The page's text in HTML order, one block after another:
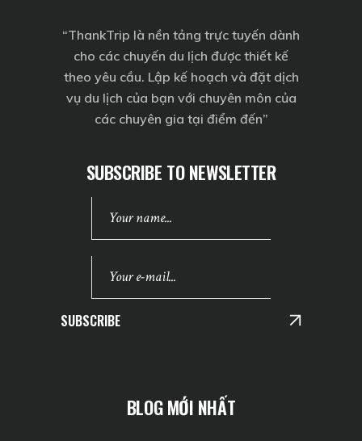
“ThankTrip là nền tảng trực tuyến dành
cho các chuyến du lịch được thiết kế
theo yêu cầu. Lập kế hoạch và đặt dịch
vụ du lịch của bạn với chuyên môn của
các chuyên gia tại điểm đến”
SUBSCRIBE TO NEWSLETTER
SUBSCRIBE
BLOG MỚI NHẤT